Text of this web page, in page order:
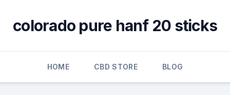
colorado pure hanf 20 sticks
HOME CBD STORE BLOG